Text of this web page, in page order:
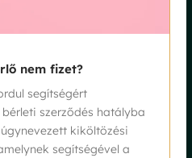
nem fizet?
segítségért
szerződés hatályba
kiköltözési
segítségével a